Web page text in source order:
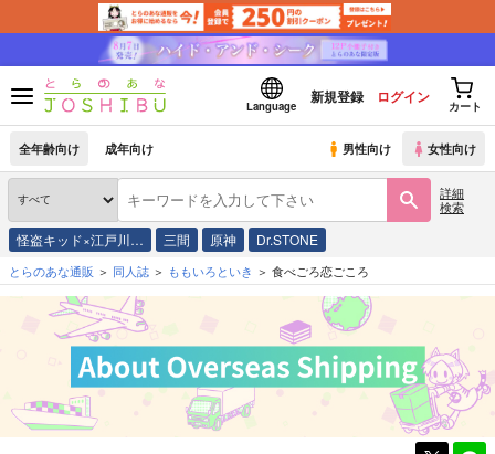
Language
新規登録 ログイン
カート
全年齢向け 成年向け 男性向け 女性向け
詳細
検索
怪盗キッド×江戸川… 三間 原神 Dr.STONE
とらのあな通販 同人誌 ももいろといき 食べごろ恋ごころ